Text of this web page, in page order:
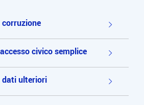
civico semplice
ulteriori